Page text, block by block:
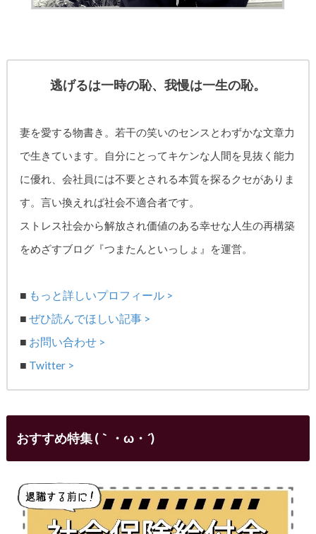
逃げるは一時の恥、我慢は一生の恥。
妻を愛する物書き。 若干の笑いのセンスとわずかな文章力
で生きています。自分にとってキケンな人間を見抜く能力
に優れ、会社員には不要とされる本質を探るクセがありま
す。言い換えれば社会不適合者です。
ストレス社会から解放され価値のある幸せな人生の再構築
をめざすブログ『つまたんといっしょ』を運営。
■ もっと詳しいプロフィール >
■ぜひ読んでほしい記事 >
■ お問い合わせ >
■ Twitter >
おすすめ特集 (｀・ω・´)ゞ